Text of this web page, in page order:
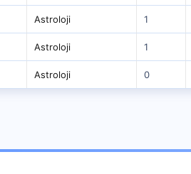
Astroloji 1
Astroloji 1
Astroloji 0